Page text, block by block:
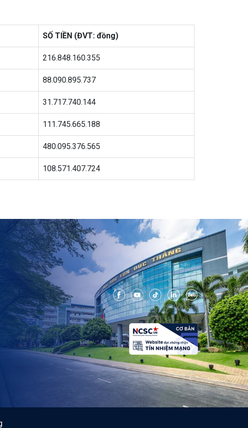
SỐ TIỀN (ĐVT: đồng)
216.848.160.355
88.090.895.737
31.717.740.144
111.745.665.188
480.095.376.565
108.571.407.724